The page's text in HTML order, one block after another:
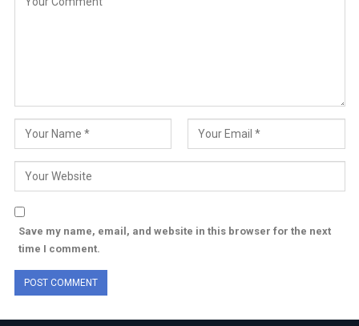
Save my name, email, and website in this browser for the next
time I comment.